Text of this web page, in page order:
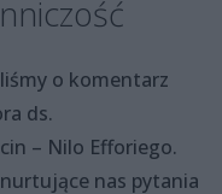
o komentarz
ds.
– Nilo Efforiego.
nas pytania